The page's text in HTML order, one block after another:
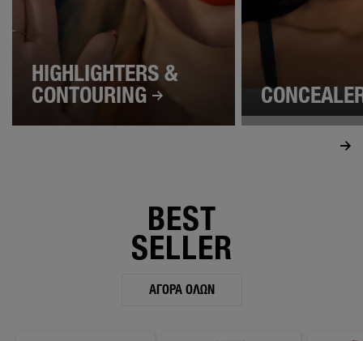
HIGHLIGHTERS &
CONTOURING
BEST
SELLER
ΑΓΟΡΆ ΌΛΩΝ